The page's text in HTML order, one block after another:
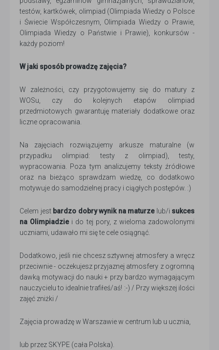
testów, kartkówek, olimpiad (Olimpiada Wiedzy o Polsce
i Świecie Współczesnym, Olimpiada Wiedzy o Prawie,
Olimpiada Wiedzy o Państwie i Prawie), konkursów -
każdy poziom!
W jaki sposób prowadzę zajęcia?
W zależności, czy przygotowujemy się do matury z
WOSu, czy do kolejnych etapów olimpiad
przedmiotowych gwarantuję materiały dodatkowe oraz
liczne opracowania.
Na zajęciach rozwiązujemy arkusze maturalne (w
przypadku olimpiad: testy z olimpiad), testy,
wypracowania. Poza tym analizujemy teksty źródłowe
oraz na bieżąco sprawdzam wiedzę, co dodatkowo
motywuje do samodzielnej pracy i ciągłych postępów. :)
Celem jest bardzo dobry wynik na maturzelub/i sukces
na Olimpiadziei do tej pory, z wieloma zadowolonymi
uczniami, udawało mi się te cele osiągnąć.
Dodatkowo, jeśli nie chcesz sztywnej atmosfery a wręcz
przeciwnie - oczekujesz przyjaznej atmosfery z ogromną
dawką motywacji do nauki + przy bardzo wymagającym
nauczycielu to idealnie trafiłeś/aś! :-) / Przy większej ilości
zajęć zniżki /
Zajęcia prowadzę w Warszawie w centrum lub u ucznia,
lub przez SKYPE (cała Polska).